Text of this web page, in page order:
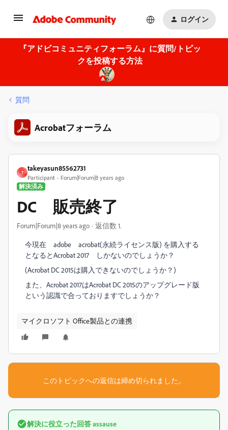
ログイン
『アドビコミュニティフォーラム』に質問/トピッ
クを投稿する方法
質問
Acrobatフォーラム
T
takeyasun85562731
Participant
Forum|Forum|8 years ago
解決済み
DC 販売終了
Forum|Forum|8 years ago 返信数 1.
今現在 adobe acrobat(永続ライセンス版) を購入する
となるとAcrobat 2017 しかないのでしょうか？
(Acrobat DC 2015は購入できないのでしょうか？)
また、Acrobat 2017はAcrobat DC 2015のアップグレード版
という認識で合っておりますでしょうか？
マイクロソフト Office製品との連携
このトピックへの返信は締め切られました。
解決に役立った回答assause